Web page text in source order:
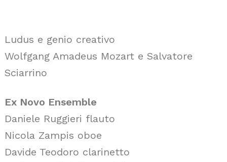
Ludus e genio creativo
Wolfgang Amadeus Mozart e Salvatore
Sciarrino
Ex Novo Ensemble
Daniele Ruggieri flauto
Nicola Zampis oboe
Davide Teodoro clarinetto